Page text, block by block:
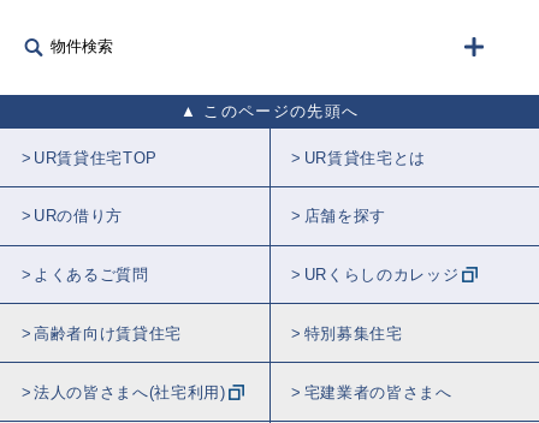
物件検索
このページの先頭へ
UR賃貸住宅TOP UR賃貸住宅とは
URの借り方 店舗を探す
よくあるご質問 URくらしのカレッジ
高齢者向け賃貸住宅 特別募集住宅
法人の皆さまへ(社宅利用) 宅建業者の皆さまへ